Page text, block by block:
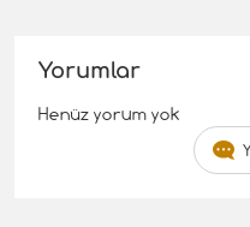
Yorumlar
Henüz yorum yok